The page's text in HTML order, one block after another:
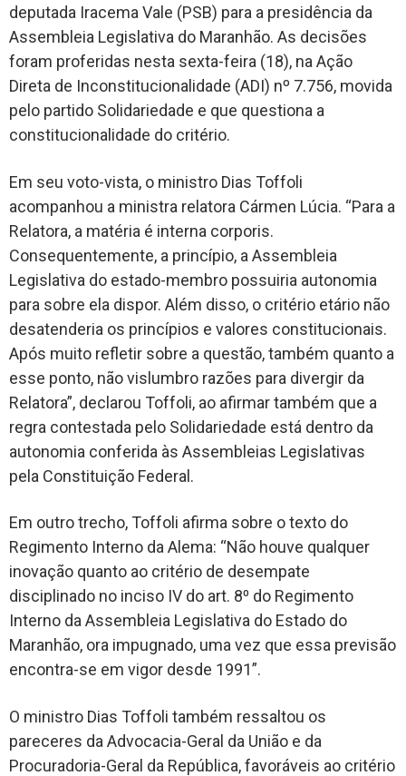
deputada Iracema Vale (PSB) para a presidência da
Assembleia Legislativa do Maranhão. As decisões
foram proferidas nesta sexta-feira (18), na Ação
Direta de Inconstitucionalidade (ADI) nº 7.756, movida
pelo partido Solidariedade e que questiona a
constitucionalidade do critério.
Em seu voto-vista, o ministro Dias Toffoli
acompanhou a ministra relatora Cármen Lúcia. “Para a
Relatora, a matéria é interna corporis.
Consequentemente, a princípio, a Assembleia
Legislativa do estado-membro possuiria autonomia
para sobre ela dispor. Além disso, o critério etário não
desatenderia os princípios e valores constitucionais.
Após muito refletir sobre a questão, também quanto a
esse ponto, não vislumbro razões para divergir da
Relatora”, declarou Toffoli, ao afirmar também que a
regra contestada pelo Solidariedade está dentro da
autonomia conferida às Assembleias Legislativas
pela Constituição Federal.
Em outro trecho, Toffoli afirma sobre o texto do
Regimento Interno da Alema: “Não houve qualquer
inovação quanto ao critério de desempate
disciplinado no inciso IV do art. 8⁰ do Regimento
Interno da Assembleia Legislativa do Estado do
Maranhão, ora impugnado, uma vez que essa previsão
encontra-se em vigor desde 1991”.
O ministro Dias Toffoli também ressaltou os
pareceres da Advocacia-Geral da União e da
Procuradoria-Geral da República, favoráveis ao critério